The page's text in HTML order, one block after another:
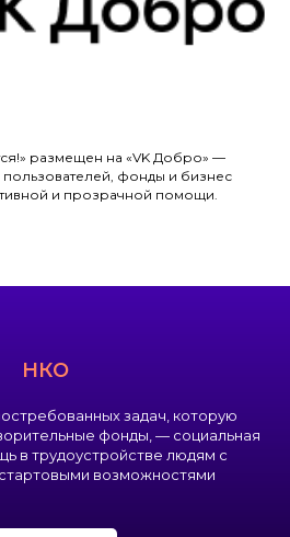
размещен на «VK Добро» —
фонды и бизнес
и прозрачной помощи.
НКО
задач, которую
фонды, — социальная
в трудоустройстве людям с
возможностями